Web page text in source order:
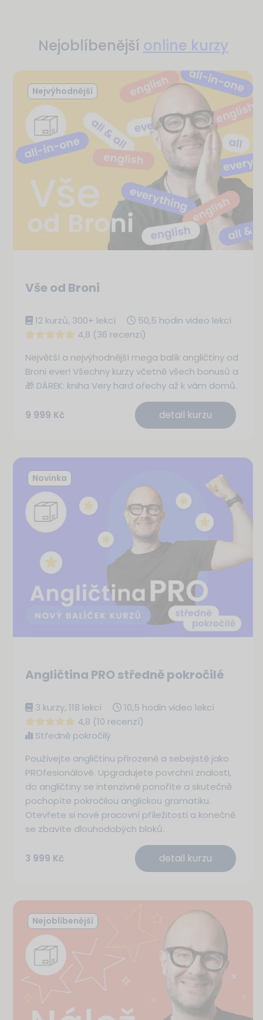
Nejoblíbenější online kurzy
Nejvýhodnější
Vše od Broni
12 kurzů, 300+ lekcí
50,5 hodin video lekcí
4,8 (36 recenzí)
Největší a nejvýhodnější mega balík angličtiny od
Broni ever! Všechny kurzy včetně všech bonusů a
🎁 DÁREK: kniha Very hard ořechy až k vám domů.
9 999 Kč detail kurzu
Novinka
Angličtina PRO středně pokročilé
3 kurzy, 118 lekcí
10,5 hodin video lekcí
4,8 (10 recenzí)
Středně pokročilý
Používejte angličtinu přirozeně a sebejistě jako
PROfesionálové. Upgradujete povrchní znalosti,
do angličtiny se intenzivně ponoříte a skutečně
pochopíte pokročilou anglickou gramatiku.
Otevřete si nové pracovní příležitosti a konečně
se zbavíte dlouhodobých bloků.
3 999 Kč detail kurzu
Nejoblíbenější